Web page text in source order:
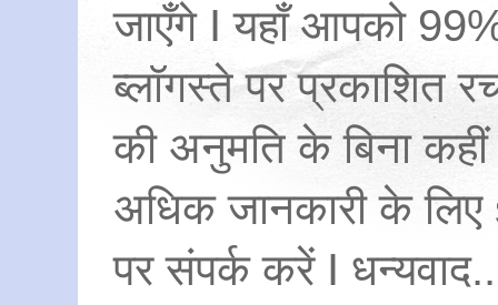
जाएँगे I यहाँ आपको
ब्लॉगस्ते पर प्रकाशित
की अनुमति के बिना
अधिक जानकारी के लिए
पर संपर्क करें I